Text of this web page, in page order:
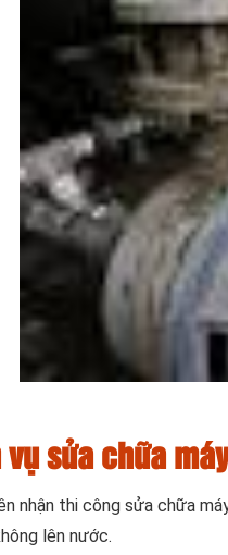
vụ sửa chữa
nhận thi công sửa chữa
lên nước.